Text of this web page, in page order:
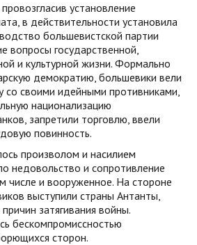
установление
в действительности установила
большевистской партии
вопросы государственной,
и культурной жизни. Формально
демократию, большевики вели
со своими идейными противниками,
национализацию
запретили торговлю, ввели
повинность.
произволом и насилием
недовольство и сопротивление
числе и вооруженное. На стороне
выступили страны Антанты,
затягивания войны.
бескомпромиссностью
сторон.